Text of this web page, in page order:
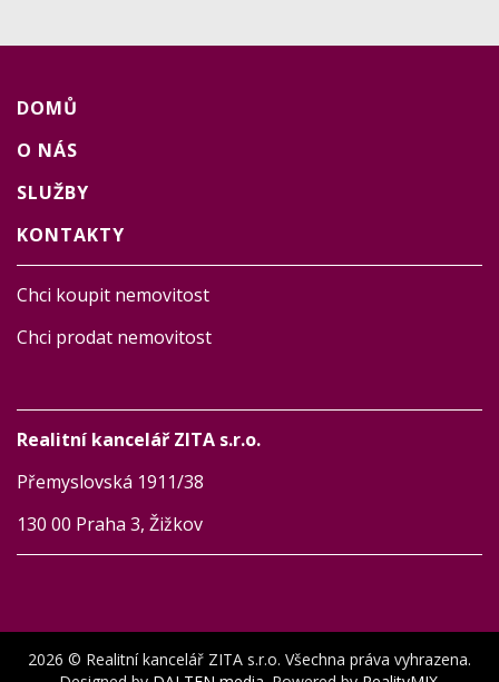
DOMŮ
O NÁS
SLUŽBY
KONTAKTY
Chci koupit nemovitost
Chci prodat nemovitost
Realitní kancelář ZITA s.r.o.
Přemyslovská 1911/38
130 00 Praha 3, Žižkov
2026 © Realitní kancelář ZITA s.r.o. Všechna práva vyhrazena.